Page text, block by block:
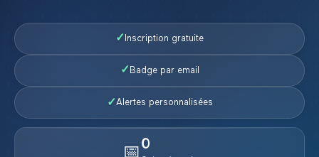
✓ Inscription gratuite
✓ Badge par email
✓Alertes personnalisées
📅 0